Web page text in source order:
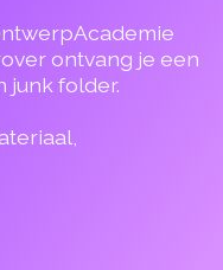
ontvang je een
junk folder.